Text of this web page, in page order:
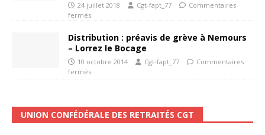
24 juillet 2018 Cgt-fapt_77
Commentaires
fermés
Distribution : préavis de grève à Nemours
– Lorrez le Bocage
10 octobre 2014 Cgt-fapt_77
Commentaires
fermés
UNION CONFÉDÉRALE DES RETRAITÉS CGT